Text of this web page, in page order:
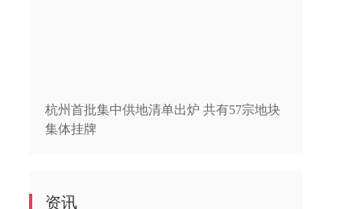
杭州首批集中供地清单出炉 共有57宗地块
集体挂牌
资讯